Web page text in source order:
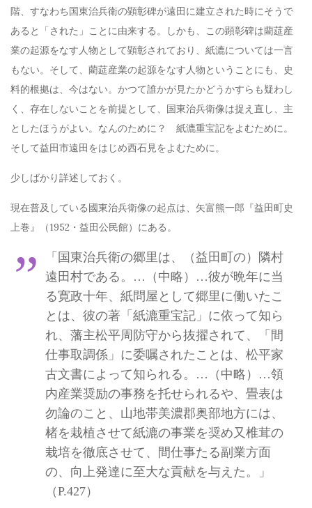
階、すなわち国東治兵衛の顕彰碑が遠田に建立された時にそうで
あると「された」ことに由来する。しかも、この顕彰碑は藺莚産
業の起源をなす人物として顕彰されており、紙漉については一言
もない。そして、藺莚産業の起源をなす人物ということにも、史
料的根拠は、今はない。かつて誰かが見たかどうかすらも疑わし
く、存在しないことを前提として、国東治兵衛像は捉え直し、主
としたほうがよい。なんのために？ 紙漉重宝記をよむために。
そして益田市遠田をはじめ西石見をよむために。
少しばかり詳述しておく。
現在普及している國東治兵衛像の起点は、 矢富熊一郎『益田町史
上巻』（1952・益田公民館）にある。
「国東治兵衛の郷里は、（益田町の）隣村
遠田村である。…（中略）…彼が晩年に当
る寛政十年、紙問屋として郷里に働いたこ
とは、彼の著「紙漉重宝記」に依って知ら
れ、藩主松平周防守から抜擢されて、「間
仕事取調係」に委嘱されたことは、松平家
古文書によって知られる。…（中略）…領
内産業奨励の事務を托せられるや、畳表は
勿論のこと、山地帯美濃郡奥部地方には、
楮を栽植させて紙漉の事業を奨め又椎茸の
栽培を徹底させて、間仕事たる副業方面
の、向上発達に至大な貢献を与えた。」
（P.427）